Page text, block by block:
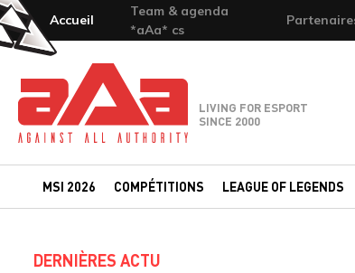
Accueil
Team & agenda
*aAa* cs
Team-aAa - against All authority
LIVING FOR ESPORT
SINCE 2000
MSI 2026 COMPÉTITIONS LEAGUE OF LEGENDS
DERNIÈRES ACTU